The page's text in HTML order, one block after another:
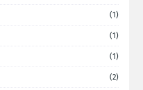
(1)
(1)
(1)
(2)